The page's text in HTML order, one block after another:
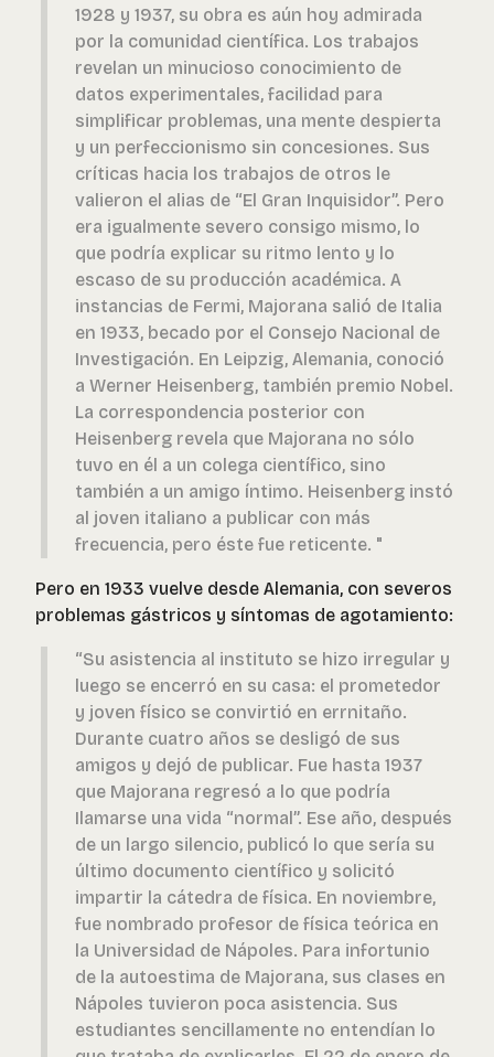
1928 y 1937, su obra es aún hoy admirada
por la comunidad científica. Los trabajos
revelan un minucioso conocimiento de
datos experimentales, facilidad para
simplificar problemas, una mente despierta
y un perfeccionismo sin concesiones. Sus
críticas hacia los trabajos de otros le
valieron el alias de “El Gran Inquisidor”. Pero
era igualmente severo consigo mismo, lo
que podría explicar su ritmo lento y lo
escaso de su producción académica. A
instancias de Fermi, Majorana salió de Italia
en 1933, becado por el Consejo Nacional de
Investigación. En Leipzig, Alemania, conoció
a Werner Heisenberg, también premio Nobel.
La correspondencia posterior con
Heisenberg revela que Majorana no sólo
tuvo en él a un colega científico, sino
también a un amigo íntimo. Heisenberg instó
al joven italiano a publicar con más
frecuencia, pero éste fue reticente. "
Pero en 1933 vuelve desde Alemania, con severos
problemas gástricos y síntomas de agotamiento:
“Su asistencia al instituto se hizo irregular y
luego se encerró en su casa: el prometedor
y joven físico se convirtió en errnitaño.
Durante cuatro años se desligó de sus
amigos y dejó de publicar. Fue hasta 1937
que Majorana regresó a lo que podría
Ilamarse una vida “normal”. Ese año, después
de un largo silencio, publicó lo que sería su
último documento científico y solicitó
impartir la cátedra de física. En noviembre,
fue nombrado profesor de física teórica en
la Universidad de Nápoles. Para infortunio
de la autoestima de Majorana, sus clases en
Nápoles tuvieron poca asistencia. Sus
estudiantes sencillamente no entendían lo